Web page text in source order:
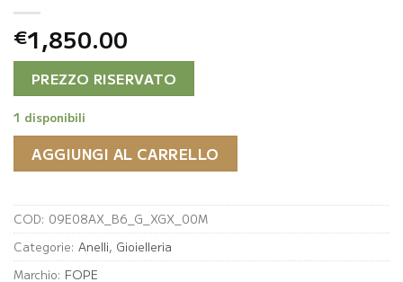
€1,850.00
PREZZO RISERVATO
1 disponibili
AGGIUNGI AL CARRELLO
COD: 09E08AX_B6_G_XGX_00M
Categorie: Anelli, Gioielleria
Marchio: FOPE